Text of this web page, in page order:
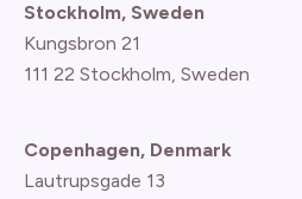
Stockholm, Sweden
Kungsbron 21
111 22 Stockholm, Sweden
Copenhagen, Denmark
Lautrupsgade 13